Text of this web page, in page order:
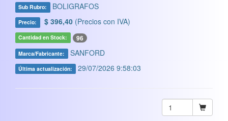
Sub Rubro: BOLIGRAFOS
Precio: $ 396,40 (Precios con IVA)
Cantidad en Stock: 96
Marca/Fabricante: SANFORD
Última actualización: 29/07/2026 9:58:03